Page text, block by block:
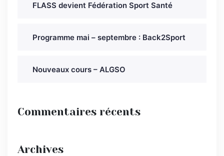
FLASS devient Fédération Sport Santé
Programme mai – septembre : Back2Sport
Nouveaux cours – ALGSO
Commentaires récents
Archives